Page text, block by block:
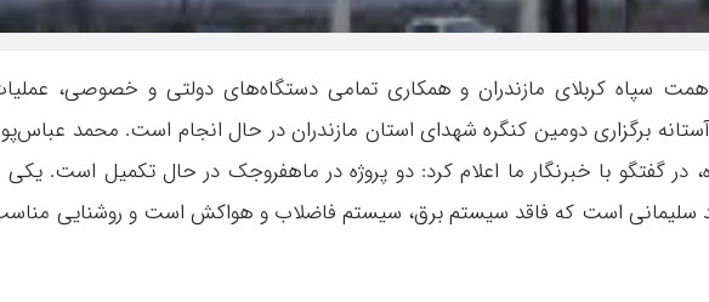
سپاه کربلای مازندران و همکاری تمامی دستگاه‌های دولتی و خصوصی،
برگزاری دومین کنگره شهدای استان مازندران در حال انجام است. محمد
در گفتگو با خبرنگار ما اعلام کرد: دو پروژه در ماهفروجک در حال تکمیل است. یکی
سلیمانی است که فاقد سیستم برق، سیستم فاضلاب و هواکش است و روشنایی